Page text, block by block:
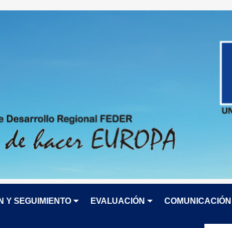
Y SEGUIMIENTO EVALUACIÓN COMUNICACIÓN